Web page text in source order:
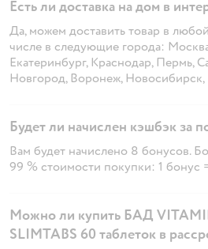
Есть ли доставка на дом в
Да, можем доставить товар в
числе в следующие города:
Екатеринбург, Краснодар, Пермь,
Новгород, Воронеж, Новосибирск,
Будет ли начислен кэшбэк за
Вам будет начислено 8 бонусов.
99 % стоимости покупки: 1 бонус
Можно ли купить БАД
SLIMTABS 60 таблеток в